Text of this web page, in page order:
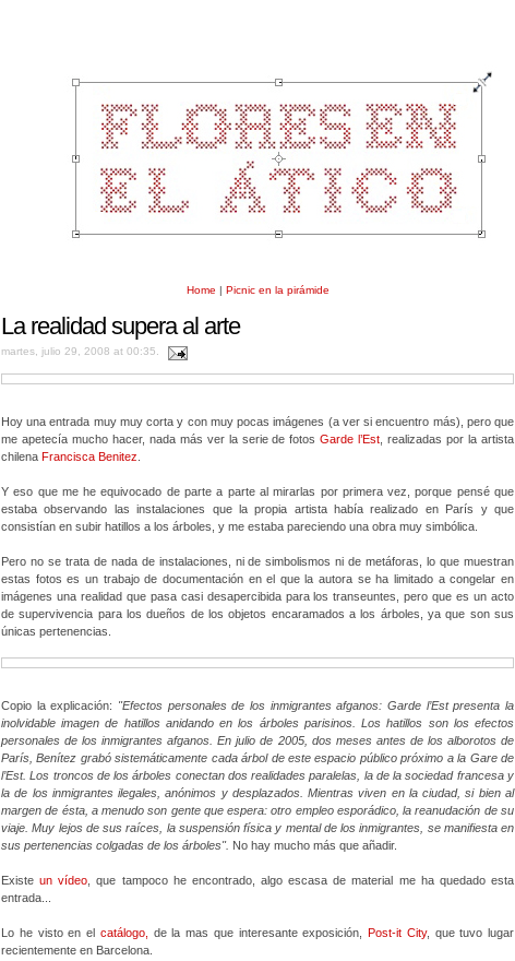
Home | Picnic en la pirámide
La realidad supera al arte
martes, julio 29, 2008 at 00:35.
Hoy una entrada muy muy corta y con muy pocas imágenes (a ver si encuentro más), pero que
me apetecía mucho hacer, nada más ver la serie de fotosGarde l’Est , realizadas por la artista
chilena Francisca Benitez
Y eso que me he equivocado de parte a parte al mirarlas por primera vez, porque pensé que
estaba observando las instalaciones que la propia artista había realizado en París y que
consistían en subir hatillos a los árboles, y me estaba pareciendo una obra muy simbólica.
Pero no se trata de nada de instalaciones, ni de simbolismos ni de metáforas, lo que muestran
estas fotos es un trabajo de documentación en el que la autora se ha limitado a congelar en
imágenes una realidad que pasa casi desapercibida para los transeuntes, pero que es un acto
de supervivencia para los dueños de los objetos encaramados a los árboles, ya que son sus
únicas pertenencias.
Copio la explicación: "Efectos personales de los inmigrantes afganos: Garde l’Est presenta la
inolvidable imagen de hatillos anidando en los árboles parisinos. Los hatillos son los efectos
personales de los inmigrantes afganos. En julio de 2005, dos meses antes de los alborotos de
París, Benítez grabó sistemáticamente cada árbol de este espacio público próximo a la Gare de
l’Est. Los troncos de los árboles conectan dos realidades paralelas, la de la sociedad francesa y
la de los inmigrantes ilegales, anónimos y desplazados. Mientras viven en la ciudad, si bien al
margen de ésta, a menudo son gente que espera: otro empleo esporádico, la reanudación de su
viaje. Muy lejos de sus raíces, la suspensión física y mental de los inmigrantes, se manifiesta en
sus pertenencias colgadas de los árboles". No hay mucho más que añadir.
Existeun vídeo , que tampoco he encontrado, algo escasa de material me ha quedado esta
entrada...
Lo he visto en el catálogo, de la mas que interesante exposición, Post-it City, que tuvo lugar
recientemente en Barcelona.